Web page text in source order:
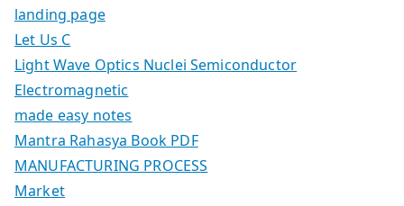
landing page
Let Us C
Light Wave Optics Nuclei Semiconductor
Electromagnetic
made easy notes
Mantra Rahasya Book PDF
MANUFACTURING PROCESS
Market